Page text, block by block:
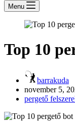
Menu
Top 10
barrakuda
november 5,
pergető